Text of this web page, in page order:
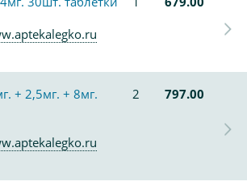
+ 2,5мг. + 8мг.
2 797.00